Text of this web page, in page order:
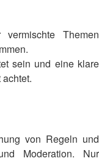
Themen
sein und eine klare
von Regeln und
Moderation. Nur